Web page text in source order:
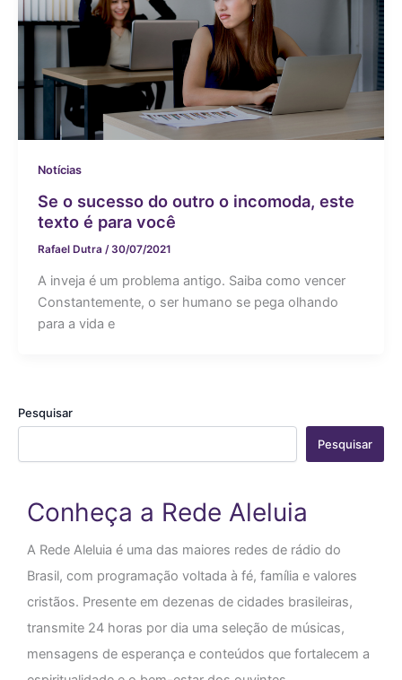
Notícias
Se o sucesso do outro o incomoda, este
texto é para você
Rafael Dutra / 30/07/2021
A inveja é um problema antigo. Saiba como vencer
Constantemente, o ser humano se pega olhando
para a vida e
Pesquisar
Pesquisar
Conheça a Rede Aleluia
A Rede Aleluia é uma das maiores redes de rádio do
Brasil, com programação voltada à fé, família e valores
cristãos. Presente em dezenas de cidades brasileiras,
transmite 24 horas por dia uma seleção de músicas,
mensagens de esperança e conteúdos que fortalecem a